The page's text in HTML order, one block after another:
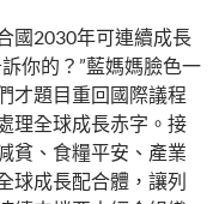
國2030年可連續成長
你的？”藍媽媽臉色一
才題目重回國際議程
理全球成長赤字。接
貧、食糧平安、產業
球成長配合體，讓列